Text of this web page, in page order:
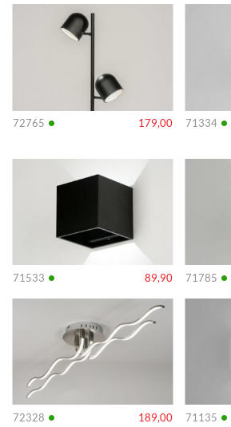
72765 • 179,00
Info
71334 •
Info
71533 • 89,90
Info
71785 •
Info
72328 • 189,00
Info
71135 •
Info